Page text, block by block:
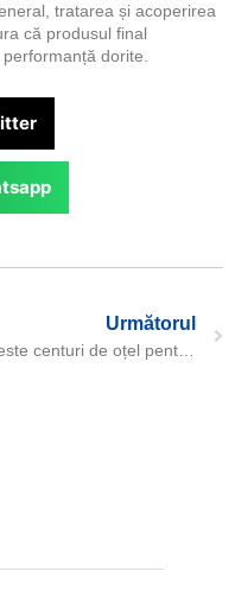
tratarea și acoperirea
că produsul final
dorite.
Următorul
Ce este centuri de oțel pentru prelucrarea chimică?